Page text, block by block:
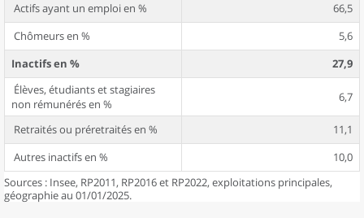
Actifs ayant un emploi en %
66,5
Chômeurs en %
5,6
Inactifs en %
27,9
Élèves, étudiants et stagiaires
non rémunérés en %
6,7
Retraités ou préretraités en %
11,1
Autres inactifs en %
10,0
Sources : Insee, RP2011, RP2016 et RP2022, exploitations principales,
géographie au 01/01/2025.